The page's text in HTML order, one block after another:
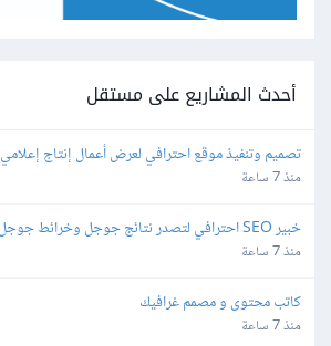
أحدث المشاريع على مستقل
تصميم وتنفيذ موقع احترافي لعرض أعمال إنتاج إعلامي
منذ 7 ساعة
خبير SEO احترافي لتصدر نتائج جوجل وخرائط جوجل
منذ 7 ساعة
كاتب محتوى و مصمم غرافيك
منذ 7 ساعة